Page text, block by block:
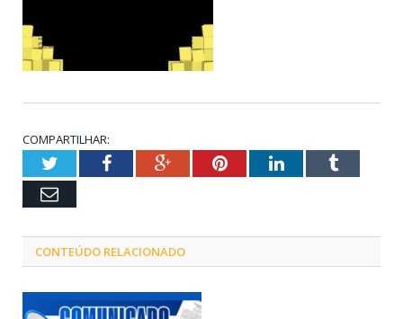
COMPARTILHAR:
TwitterFacebookGoogle+PinterestLinkedInTumblr
Email
CONTEÚDO RELACIONADO